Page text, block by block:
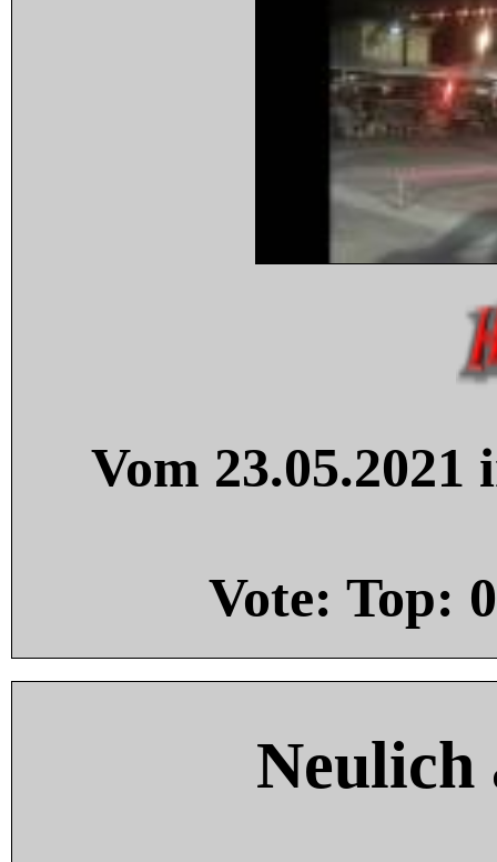
Vom
Vote: Top: 0
Neulich